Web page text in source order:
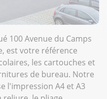
100 Avenue du Camps
est votre référence
les cartouches et
de bureau. Notre
l'impression A4 et A3